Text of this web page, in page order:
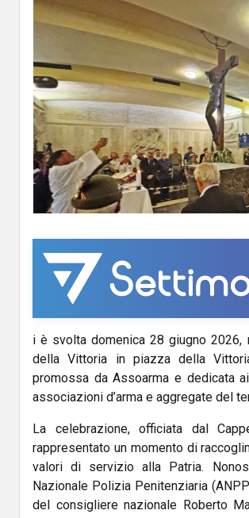
i è svolta domenica 28 giugno 2026,
della Vittoria in piazza della
promossa da Assoarma e dedicata
associazioni d’arma e aggregate del
La celebrazione, officiata dal
rappresentato un momento di
valori di servizio alla Patria.
Nazionale Polizia Penitenziaria
del consigliere nazionale Roberto